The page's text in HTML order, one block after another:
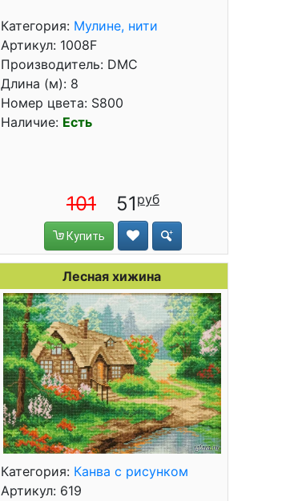
Категория: Мулине, нити
Артикул: 1008F
Производитель: DMC
Длина (м): 8
Номер цвета: S800
Наличие: Есть
101 51
Купить
Лесная хижина
Категория: Канва с рисунком
Артикул: 619